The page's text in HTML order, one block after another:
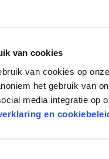
van cookies
van cookies op
het gebruik van
media integratie op
en